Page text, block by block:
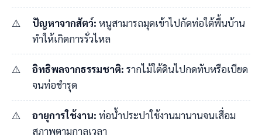
ปัญหาจากสัตว์: หนูสามารถมุดเข้าไปกัดท่อใต้พื้นบ้าน
ทำให้เกิดการรั่วไหล
อิทธิพลจากธรรมชาติ: รากไม้ใต้ดินไปกดทับหรือเบียด
จนท่อชำรุด
อายุการใช้งาน: ท่อน้ำประปาใช้งานมานานจนเสื่อม
สภาพตามกาลเวลา